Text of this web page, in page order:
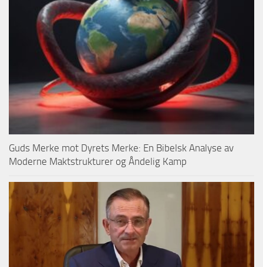
Guds Merke mot Dyrets Merke: En Bibelsk Analyse av
Moderne Maktstrukturer og Åndelig Kamp